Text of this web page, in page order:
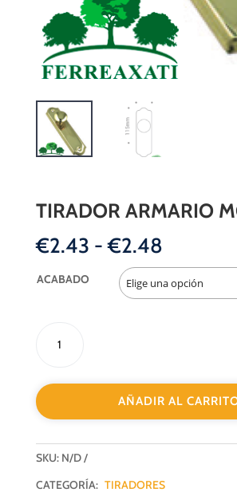
TIRADOR ARMARIO
€2.43 - €2.48Rango
de
precios:
desde
ACABADO
ARMARIO
910
cantidad
AÑADIR AL
SKU: N/D
CATEGORÍA: TIRADORES